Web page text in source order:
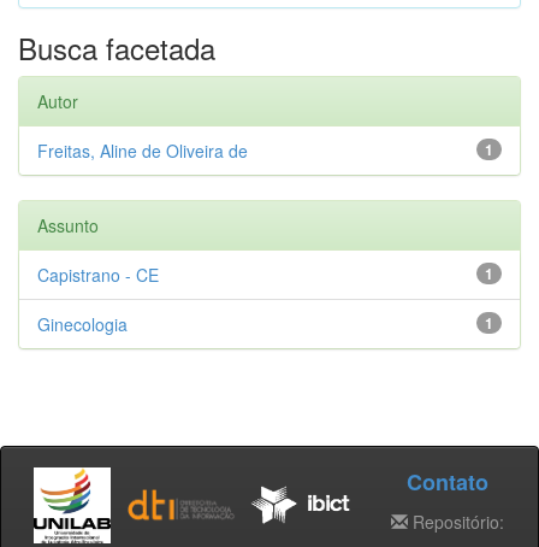
Busca facetada
Autor
1
Freitas, Aline de Oliveira de
Assunto
1
Capistrano - CE
1
Ginecologia
Contato
Repositório: